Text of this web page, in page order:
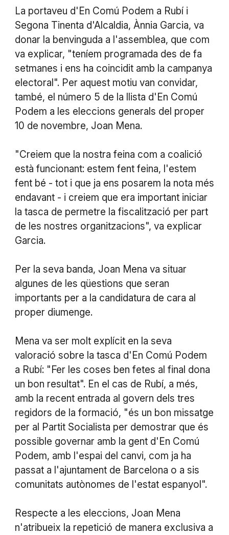
La portaveu d'En Comú Podem a Rubí i
Segona Tinenta d'Alcaldia, Ànnia Garcia, va
donar la benvinguda a l'assemblea, que com
va explicar, "teníem programada des de fa
setmanes i ens ha coincidit amb la campanya
electoral". Per aquest motiu van convidar,
també, el número 5 de la llista d'En Comú
Podem a les eleccions generals del proper
10 de novembre, Joan Mena.
"Creiem que la nostra feina com a coalició
està funcionant: estem fent feina, l'estem
fent bé - tot i que ja ens posarem la nota més
endavant - i creiem que era important iniciar
la tasca de permetre la fiscalització per part
de les nostres organitzacions", va explicar
Garcia.
Per la seva banda, Joan Mena va situar
algunes de les qüestions que seran
importants per a la candidatura de cara al
proper diumenge.
Mena va ser molt explícit en la seva
valoració sobre la tasca d'En Comú Podem
a Rubí: "Fer les coses ben fetes al final dona
un bon resultat". En el cas de Rubí, a més,
amb la recent entrada al govern dels tres
regidors de la formació, "és un bon missatge
per al Partit Socialista per demostrar que és
possible governar amb la gent d'En Comú
Podem, amb l'espai del canvi, com ja ha
passat a l'ajuntament de Barcelona o a sis
comunitats autònomes de l'estat espanyol".
Respecte a les eleccions, Joan Mena
n'atribueix la repetició de manera exclusiva a